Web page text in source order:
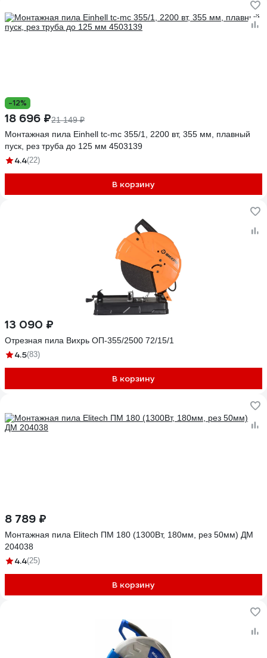
-12%
18 696 ₽21 149 ₽
Монтажная пила Einhell tc-mc 355/1, 2200 вт, 355 мм, плавный
пуск, рез труба до 125 мм 4503139
4.4(22)
В корзину
13 090 ₽
Отрезная пила Вихрь ОП-355/2500 72/15/1
4.5(83)
В корзину
8 789 ₽
Монтажная пила Elitech ПМ 180 (1300Вт, 180мм, рез 50мм) ДМ
204038
4.4(25)
В корзину